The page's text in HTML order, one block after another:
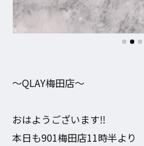
〜QLAY梅田店〜
おはようございます‼︎
本日も901梅田店11時半より